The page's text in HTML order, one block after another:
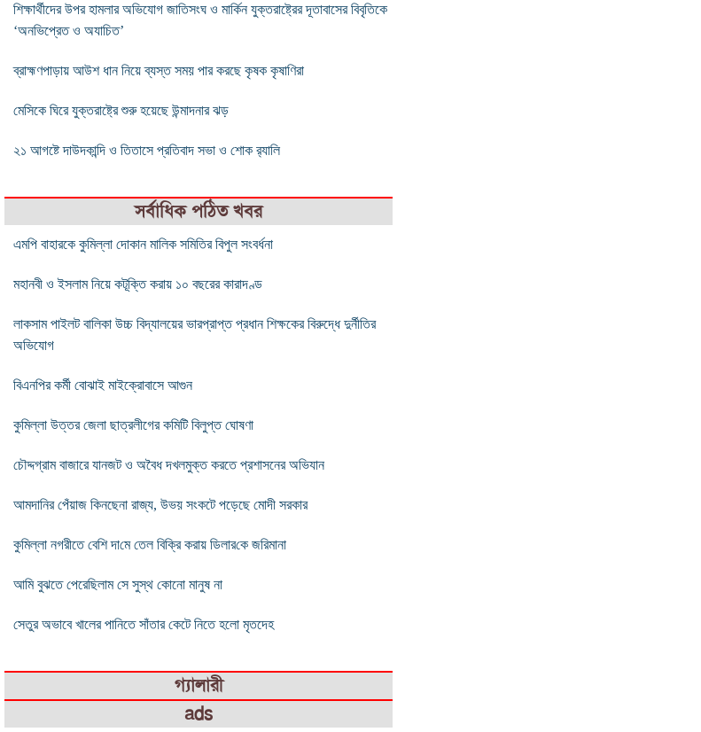
শিক্ষার্থীদের উপর হামলার অভিযোগ জাতিসংঘ ও মার্কিন যুক্তরাষ্ট্রের দূতাবাসের বিবৃতিকে
‘অনভিপ্রেত ও অযাচিত’
ব্রাহ্মণপাড়ায় আউশ ধান নিয়ে ব্যস্ত সময় পার করছে কৃষক কৃষাণিরা
মেসিকে ঘিরে যুক্তরাষ্ট্রে শুরু হয়েছে উন্মাদনার ঝড়
২১ আগষ্টে দাউদকান্দি ও তিতাসে প্রতিবাদ সভা ও শোক র‌্যালি
সর্বাধিক পঠিত খবর
এমপি বাহারকে কুমিল্লা দোকান মালিক সমিতির বিপুল সংবর্ধনা
মহানবী ও ইসলাম নিয়ে কটূক্তি করায় ১০ বছরের কারাদণ্ড
লাকসাম পাইলট বালিকা উচ্চ বিদ্যালয়ের ভারপ্রাপ্ত প্রধান শিক্ষকের বিরুদ্ধে দুর্নীতির
অভিযোগ
বিএনপির কর্মী বোঝাই মাইক্রোবাসে আগুন
কুমিল্লা উত্তর জেলা ছাত্রলীগের কমিটি বিলুপ্ত ঘোষণা
চৌদ্দগ্রাম বাজারে যানজট ও অবৈধ দখলমুক্ত করতে প্রশাসনের অভিযান
আমদানির পেঁয়াজ কিনছেনা রাজ্য, উভয় সংকটে পড়েছে মোদী সরকার
কুমিল্লা নগরীতে বে‌শি দা‌মে তেল বি‌ক্রি করায় ডিলার‌কে জ‌রিমানা
আমি বুঝতে পেরেছিলাম সে সুস্থ কোনো মানুষ না
সেতুর অভাবে খালের পানিতে সাঁতার কেটে নিতে হলো মৃতদেহ
গ্যালারী
ads